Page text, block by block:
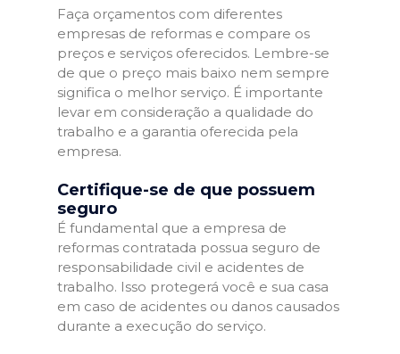
Faça orçamentos com diferentes
empresas de reformas e compare os
preços e serviços oferecidos. Lembre-se
de que o preço mais baixo nem sempre
significa o melhor serviço. É importante
levar em consideração a qualidade do
trabalho e a garantia oferecida pela
empresa.
Certifique-se de que possuem
seguro
É fundamental que a empresa de
reformas contratada possua seguro de
responsabilidade civil e acidentes de
trabalho. Isso protegerá você e sua casa
em caso de acidentes ou danos causados
durante a execução do serviço.